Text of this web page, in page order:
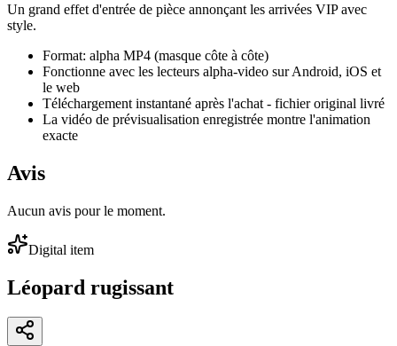
Un grand effet d'entrée de pièce annonçant les arrivées VIP avec
style.
Format: alpha MP4 (masque côte à côte)
Fonctionne avec les lecteurs alpha-video sur Android, iOS et
le web
Téléchargement instantané après l'achat - fichier original livré
La vidéo de prévisualisation enregistrée montre l'animation
exacte
Avis
Aucun avis pour le moment.
Digital item
Léopard rugissant